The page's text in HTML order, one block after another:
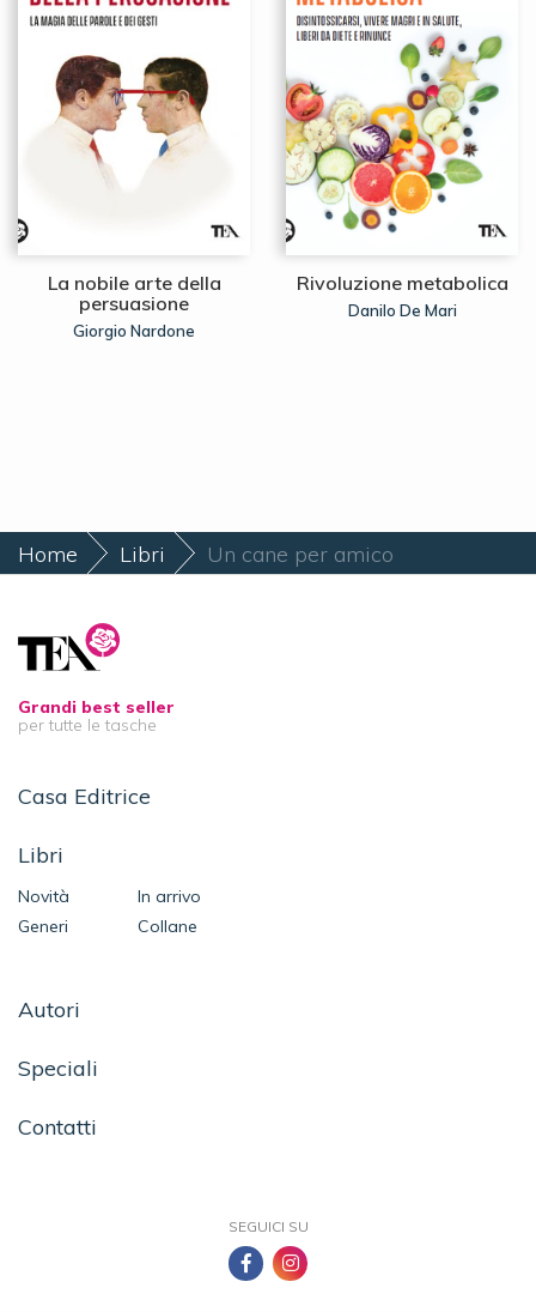
La nobile arte della
persuasione
Giorgio Nardone
Rivoluzione metabolica
Danilo De Mari
Home Libri Un cane per amico
Grandi best seller
per tutte le tasche
Casa Editrice
Libri
Novità
In arrivo
Generi
Collane
Autori
Speciali
Contatti
SEGUICI SU